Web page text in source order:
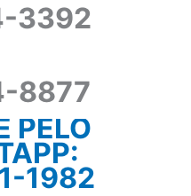
3392
8877
PELO
1982